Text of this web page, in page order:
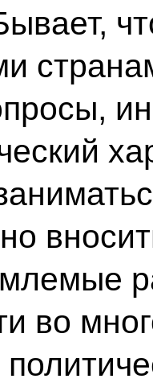
во